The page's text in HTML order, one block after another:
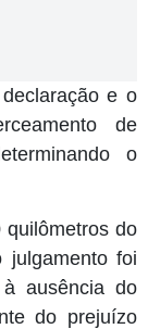
e o
de
o
quilômetros do
foi
ausência do
do prejuízo